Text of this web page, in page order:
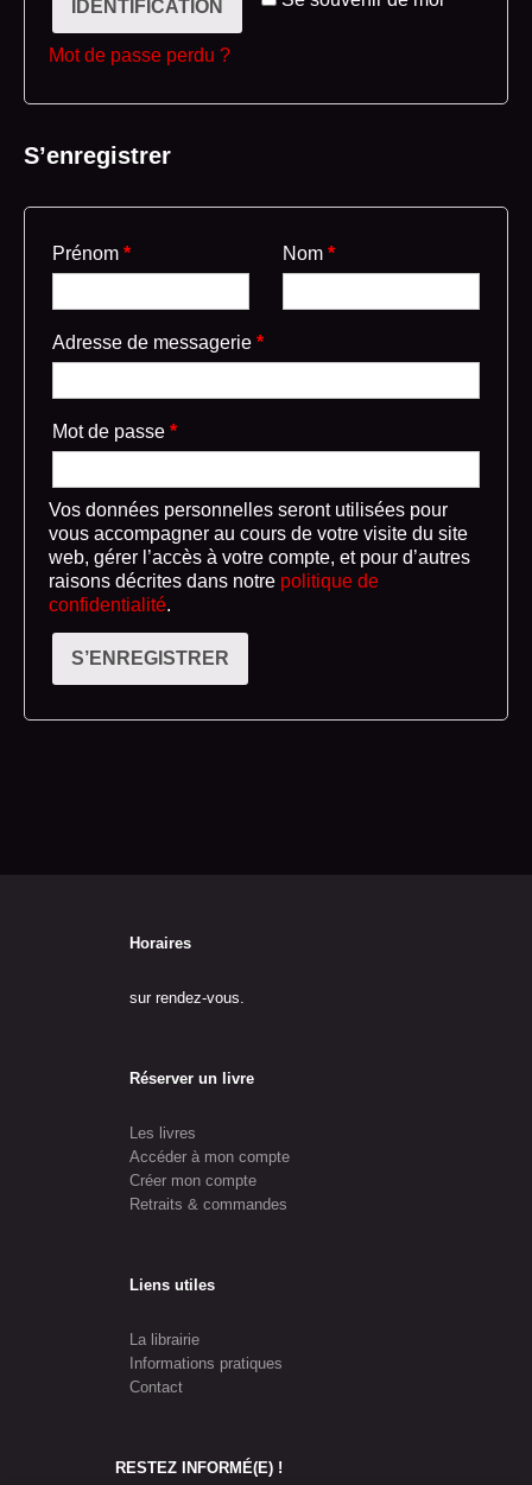
IDENTIFICATION
Mot de passe perdu ?
S’enregistrer
Prénom * Nom *
Adresse de messagerie *
Mot de passe *
Vos données personnelles seront utilisées pour
vous accompagner au cours de votre visite du site
web, gérer l’accès à votre compte, et pour d’autres
raisons décrites dans notre politique de
confidentialité.
S’ENREGISTRER
Horaires
sur rendez-vous.
Réserver un livre
Les livres
Accéder à mon compte
Créer mon compte
Retraits & commandes
Liens utiles
La librairie
Informations pratiques
Contact
RESTEZ INFORMÉ(E) !